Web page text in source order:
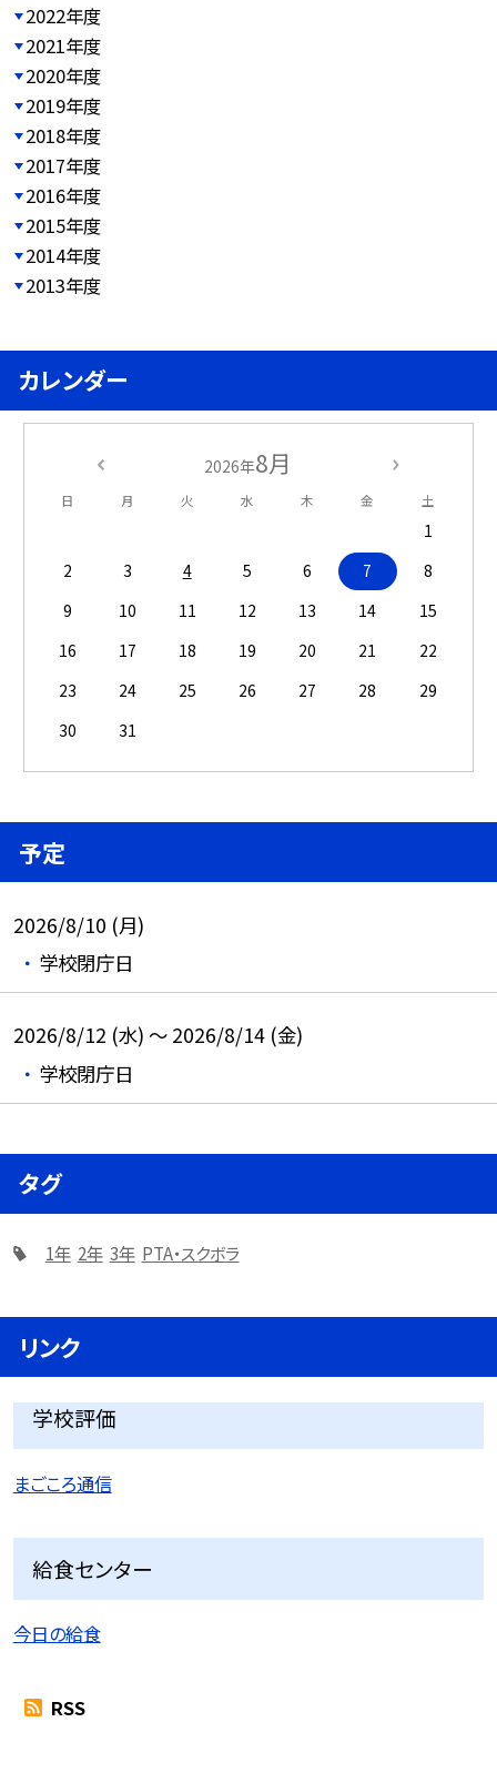
2022年度
2021年度
2020年度
2019年度
2018年度
2017年度
2016年度
2015年度
2014年度
2013年度
カレンダー
2026年8月
日 月 火 水 木 金 土
1
2
3 4 5 6 7
8
9
10 11 12 13 14
15
16
17 18 19 20 21
22
23
24 25 26 27 28
29
30
31
予定
2026/8/10 (月)
学校閉庁日
2026/8/12 (水) ～ 2026/8/14 (金)
学校閉庁日
タグ
1年 2年 3年 PTA・スクボラ
リンク
学校評価
まごころ通信
給食センター
今日の給食
RSS